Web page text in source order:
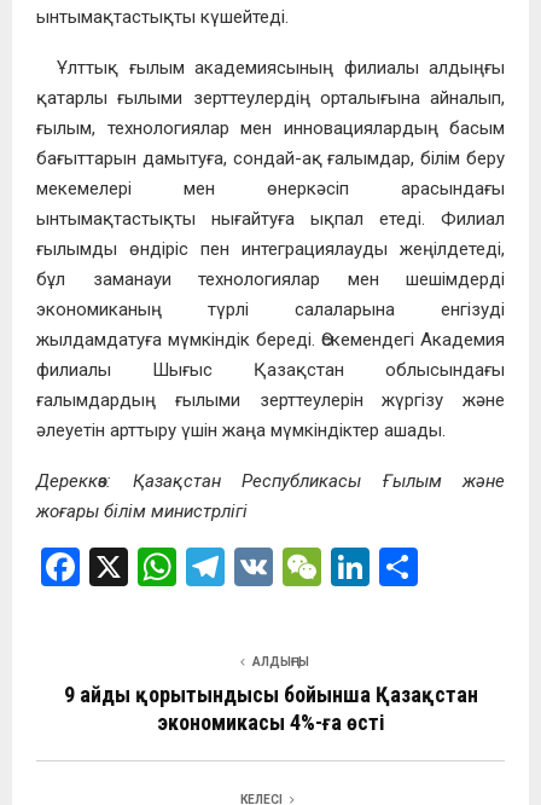
ынтымақтастықты күшейтеді.
Ұлттық ғылым академиясының филиалы алдыңғы
қатарлы ғылыми зерттеулердің орталығына айналып,
ғылым, технологиялар мен инновациялардың басым
бағыттарын дамытуға, сондай-ақ ғалымдар, білім беру
мекемелері мен өнеркәсіп арасындағы
ынтымақтастықты нығайтуға ықпал етеді. Филиал
ғылымды өндіріс пен интеграциялауды жеңілдетеді,
бұл заманауи технологиялар мен шешімдерді
экономиканың түрлі салаларына енгізуді
жылдамдатуға мүмкіндік береді. Өскемендегі Академия
филиалы Шығыс Қазақстан облысындағы
ғалымдардың ғылыми зерттеулерін жүргізу және
әлеуетін арттыру үшін жаңа мүмкіндіктер ашады.
Дереккөз: Қазақстан Республикасы Ғылым және
жоғары білім министрлігі
F
b
o
X
W
s
A
p
T
gr
a
m
V
W
h
at
Li
dI
n
р
а
в
АЛДЫҢҒЫ
9 айдың қорытындысы бойынша Қазақстан
экономикасы 4%-ға өсті
КЕЛЕСІ